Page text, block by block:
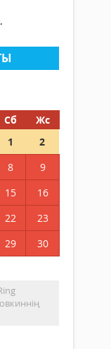
Сб
Жс
1
2
8
9
15
16
22
23
29
30